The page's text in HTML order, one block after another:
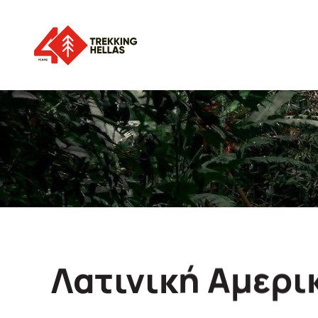
Λατινική